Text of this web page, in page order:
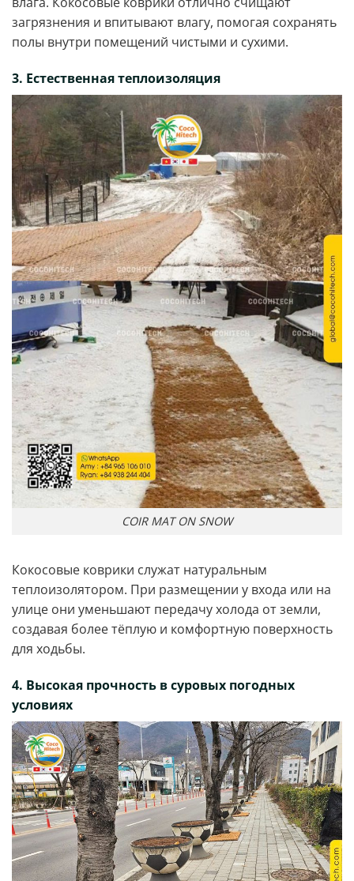
загрязнения и впитывают влагу, помогая сохранять
полы внутри помещений чистыми и сухими.
3. Естественная теплоизоляция
COIR MAT ON SNOW
Кокосовые коврики служат натуральным
теплоизолятором. При размещении у входа или на
улице они уменьшают передачу холода от земли,
создавая более тёплую и комфортную поверхность
для ходьбы.
4. Высокая прочность в суровых погодных
условиях